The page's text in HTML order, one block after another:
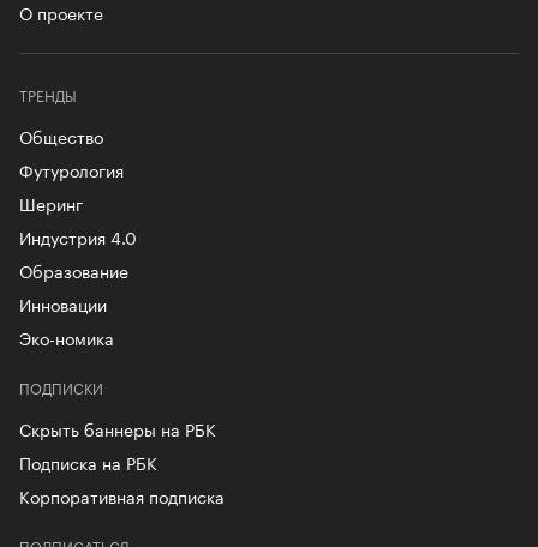
О проекте
ТРЕНДЫ
Общество
Футурология
Шеринг
Индустрия 4.0
Образование
Инновации
Эко-номика
ПОДПИСКИ
Скрыть баннеры на РБК
Подписка на РБК
Корпоративная подписка